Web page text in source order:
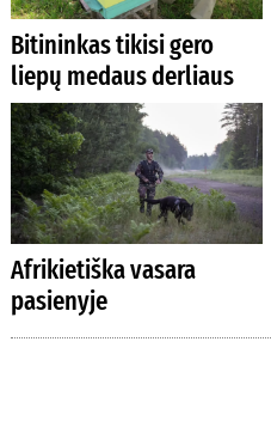
Bitininkas tikisi gero
liepų medaus derliaus
Afrikietiška vasara
pasienyje